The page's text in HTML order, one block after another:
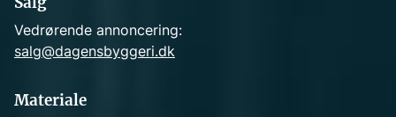
Vedrørende annoncering:
salg@dagensbyggeri.dk
Materiale